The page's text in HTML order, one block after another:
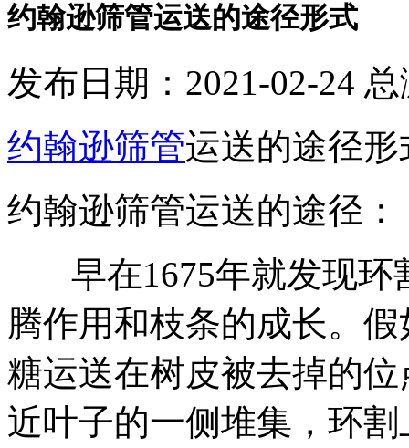
约翰逊筛管运送的途径形式
发布日期：2021-02-24
约翰逊筛管运送的途径形
约翰逊筛管运送的途径：
早在1675年就发现环
腾作用和枝条的成长。
糖运送在树皮被去掉的
近叶子的一侧堆集，环